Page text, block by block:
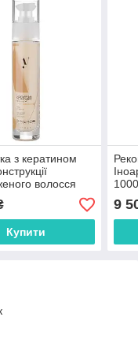
з кератином
волосся
50 мл
Купити
9